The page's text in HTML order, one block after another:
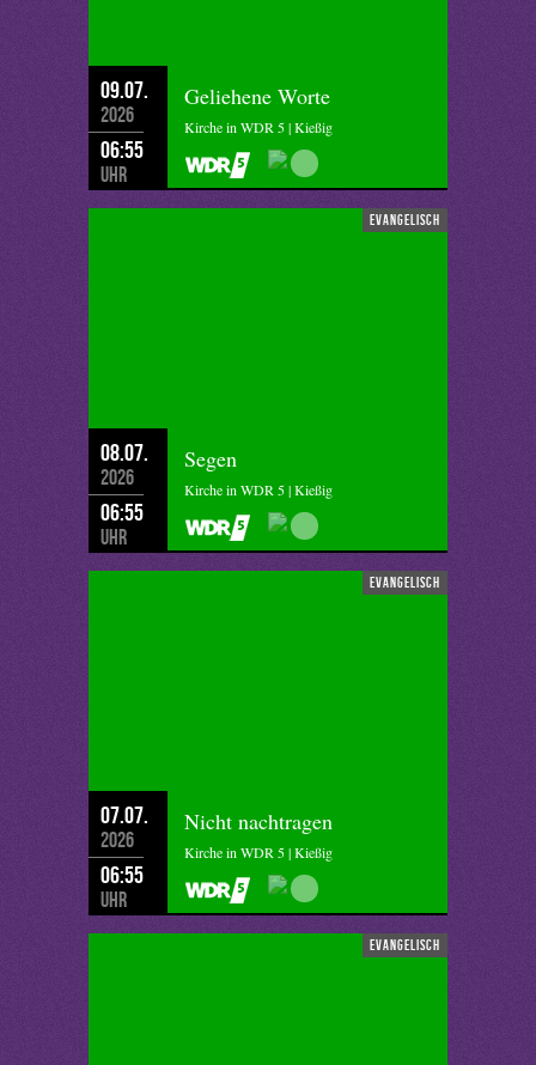
09.07.
2026
06:55
Uhr
Geliehene Worte
Kirche in WDR 5 | Kießig
evangelisch
08.07.
2026
06:55
Uhr
Segen
Kirche in WDR 5 | Kießig
evangelisch
07.07.
2026
06:55
Uhr
Nicht nachtragen
Kirche in WDR 5 | Kießig
evangelisch